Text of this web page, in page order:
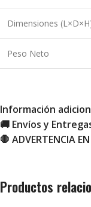
Dimensiones
Peso Neto
Información
🚚 Envíos y
🛑 ADVERTENCIA
Productos